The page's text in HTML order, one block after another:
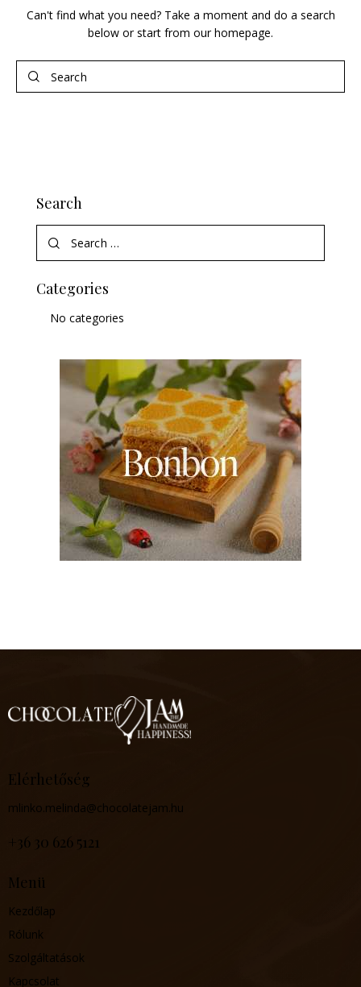
Can't find what you need? Take a moment and do a search
below or start from our homepage.
Search
Categories
No categories
Elérhetőség
mlinko.melinda@chocolatejam.hu
‪+36 30 626 5121‬
Menü
Kezdőlap
Rólunk
Szolgáltatások
Kapcsolat